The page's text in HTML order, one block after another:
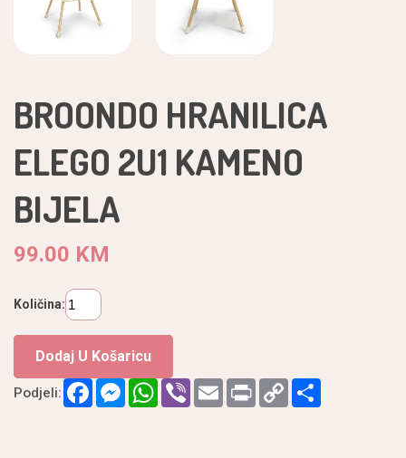
BROONDO HRANILICA
ELEGO 2U1 KAMENO
BIJELA
99.00 KM
Količina:
Dodaj U Košaricu
Podjeli: FacebookMessengerWhatsApp
Viber Email Print
Copy
Link